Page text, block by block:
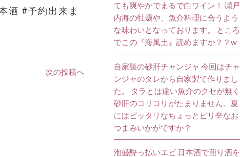
酒 #予約出来ま
次の投稿へ
ても爽やかでまるで白ワイン！ 瀬戸
内海の牡蠣や、魚介料理に合うよう
な味わいとなっております。 ところ
でこの『海風土』読めますか？？w
自家製の砂肝チャンジャ 今回はチャ
ンジャのタレから自家製で作りまし
た。 タラとは違い魚介のクセが無く
砂肝のコリコリがたまりません。夏
にはピッタリなちょっとピリ辛なお
つまみいかがですか？
泡盛酔っ払いエビ 日本酒で煎り酒を